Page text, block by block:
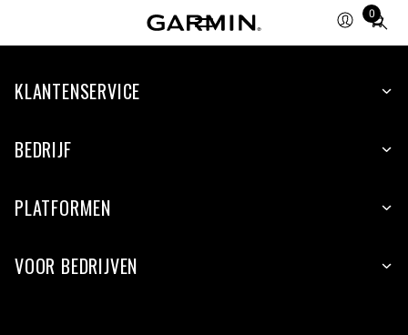
0
Total
items
cart:
KLANTENSERVICE
BEDRIJF
PLATFORMEN
VOOR BEDRIJVEN